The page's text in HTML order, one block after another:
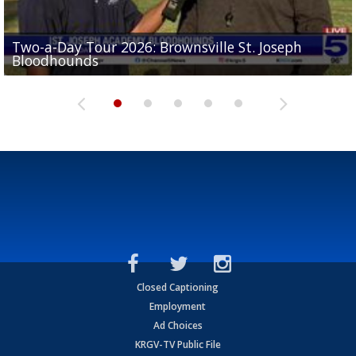
Two-a-Day Tour 2026: Brownsville St. Joseph
Bloodhounds
Two-a-Day Tour 2026: St. Joseph Academy
Bloodhounds
Two-a-Day Tour 2026: Sharyland Rattlers
Sit-down interview with UTRGV wide receiver
Tavian Cord
Two-a-Day Tour 2026: Raymondville Bearkats
Closed Captioning
Employment
Ad Choices
KRGV-TV Public File